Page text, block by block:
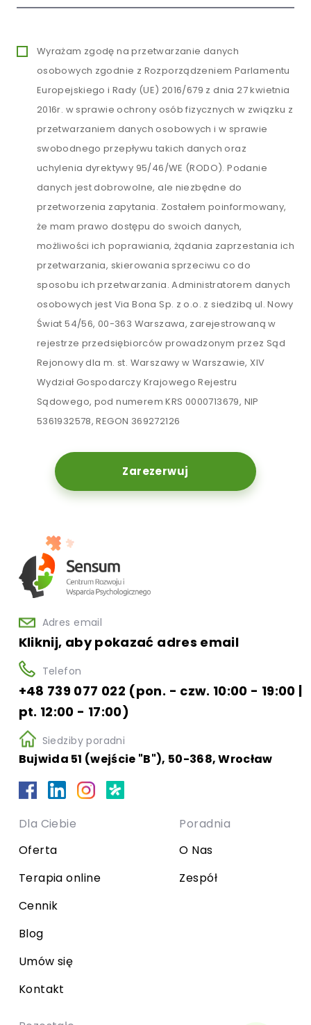
Wyrażam zgodę na przetwarzanie danych
osobowych zgodnie z Rozporządzeniem Parlamentu
Europejskiego i Rady (UE) 2016/679 z dnia 27 kwietnia
2016r. w sprawie ochrony osób fizycznych w związku z
przetwarzaniem danych osobowych i w sprawie
swobodnego przepływu takich danych oraz
uchylenia dyrektywy 95/46/WE (RODO). Podanie
danych jest dobrowolne, ale niezbędne do
przetworzenia zapytania. Zostałem poinformowany,
że mam prawo dostępu do swoich danych,
możliwości ich poprawiania, żądania zaprzestania ich
przetwarzania, skierowania sprzeciwu co do
sposobu ich przetwarzania. Administratorem danych
osobowych jest Via Bona Sp. z o.o. z siedzibą ul. Nowy
Świat 54/56, 00-363 Warszawa, zarejestrowaną w
rejestrze przedsiębiorców prowadzonym przez Sąd
Rejonowy dla m. st. Warszawy w Warszawie, XIV
Wydział Gospodarczy Krajowego Rejestru
Sądowego, pod numerem KRS 0000713679, NIP
5361932578, REGON 369272126
Zarezerwuj
Adres email
Kliknij, aby pokazać adres email
Telefon
+48 739 077 022 (pon. - czw. 10:00 - 19:00 |
pt. 12:00 - 17:00)
Siedziby poradni
Bujwida 51 (wejście "B"), 50-368, Wrocław
Dla Ciebie
Oferta
Terapia online
Cennik
Blog
Umów się
Kontakt
Poradnia
O Nas
Zespół